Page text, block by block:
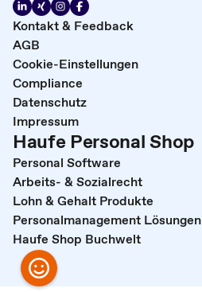
Kontakt & Feedback
AGB
Cookie-Einstellungen
Compliance
Datenschutz
Impressum
Haufe Personal Shop
Personal Software
Arbeits- & Sozialrecht
Lohn & Gehalt Produkte
Personalmanagement Lösungen
Haufe Shop Buchwelt